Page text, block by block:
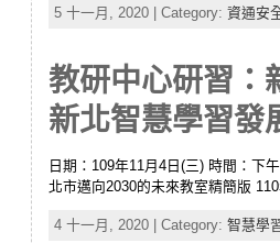
5 十一月, 2020 | Category: 資通安
教研中心研習：
新北智慧學習發
日期：109年11月4日(三) 時間：下
北市邁向2030的未來教室精簡版
4 十一月, 2020 | Category: 智慧學